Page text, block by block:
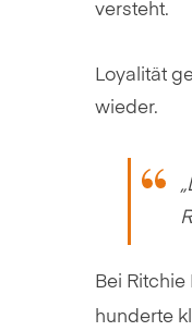
versteht.
Loyalität
wieder.
Bei
hunderte